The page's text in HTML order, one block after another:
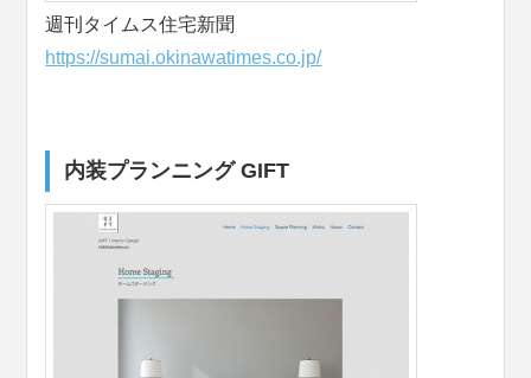
週刊タイムス住宅新聞
https://sumai.okinawatimes.co.jp/
内装プランニング GIFT